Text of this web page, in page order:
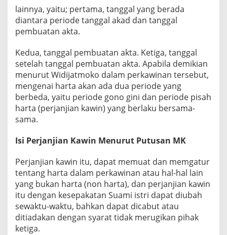
lainnya, yaitu; pertama, tanggal yang berada
diantara periode tanggal akad dan tanggal
pembuatan akta.
Kedua, tanggal pembuatan akta. Ketiga, tanggal
setelah tanggal pembuatan akta. Apabila demikian
menurut Widijatmoko dalam perkawinan tersebut,
mengenai harta akan ada dua periode yang
berbeda, yaitu periode gono gini dan periode pisah
harta (perjanjian kawin) yang berlaku bersama-
sama.
Isi Perjanjian Kawin Menurut Putusan MK
Perjanjian kawin itu, dapat memuat dan memgatur
tentang harta dalam perkawinan atau hal-hal lain
yang bukan harta (non harta), dan perjanjian kawin
itu dengan kesepakatan Suami istri dapat diubah
sewaktu-waktu, bahkan dapat dicabut atau
ditiadakan dengan syarat tidak merugikan pihak
ketiga.